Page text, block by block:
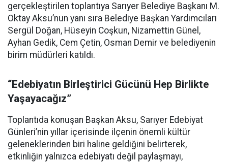
gerçekleştirilen toplantıya Sarıyer Belediye Başkanı M.
Oktay Aksu’nun yanı sıra Belediye Başkan Yardımcıları
Sergül Doğan, Hüseyin Coşkun, Nizamettin Günel,
Ayhan Gedik, Cem Çetin, Osman Demir ve belediyenin
birim müdürleri katıldı.
“Edebiyatın Birleştirici Gücünü Hep Birlikte
Yaşayacağız”
Toplantıda konuşan Başkan Aksu, Sarıyer Edebiyat
Günleri’nin yıllar içerisinde ilçenin önemli kültür
geleneklerinden biri haline geldiğini belirterek,
etkinliğin yalnızca edebiyatı değil paylaşmayı,